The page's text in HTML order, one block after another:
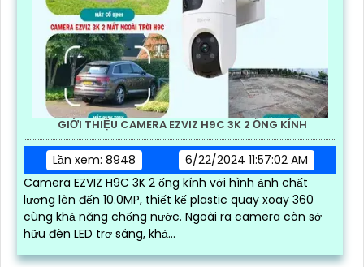
GIỚI THIỆU CAMERA EZVIZ H9C 3K 2 ỐNG KÍNH
Lần xem: 8948
6/22/2024 11:57:02 AM
Camera EZVIZ H9C 3K 2 ống kính với hình ảnh chất
lượng lên đến 10.0MP, thiết kế plastic quay xoay 360
cùng khả năng chống nước. Ngoài ra camera còn sở
hữu đèn LED trợ sáng, khả...